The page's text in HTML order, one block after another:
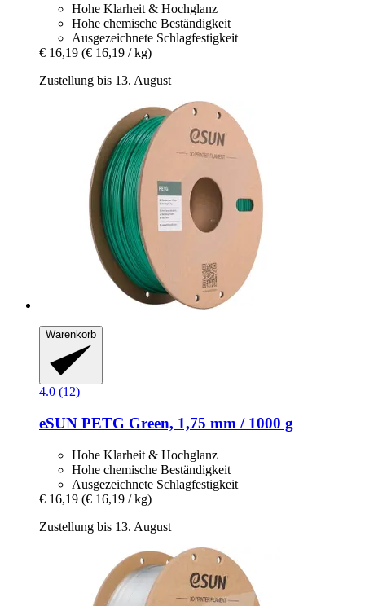
Hohe Klarheit & Hochglanz
Hohe chemische Beständigkeit
Ausgezeichnete Schlagfestigkeit
€ 16,19 (€ 16,19 / kg)
Zustellung bis 13. August
Warenkorb
4.0 (12)
eSUN PETG Green, 1,75 mm / 1000 g
Hohe Klarheit & Hochglanz
Hohe chemische Beständigkeit
Ausgezeichnete Schlagfestigkeit
€ 16,19 (€ 16,19 / kg)
Zustellung bis 13. August